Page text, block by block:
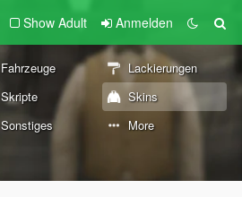
Show Adult Anmelden
Fahrzeuge
Lackierungen
Skripte
Skins
Sonstiges More